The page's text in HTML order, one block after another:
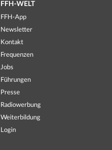
FFH-WELT
FFH-App
Newsletter
Kontakt
Frequenzen
Jobs
Führungen
Presse
Radiowerbung
Weiterbildung
Login